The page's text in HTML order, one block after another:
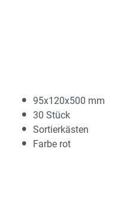
95x120x500 mm
30 Stück
Sortierkästen
Farbe rot